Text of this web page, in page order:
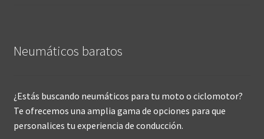
Neumáticos baratos
¿Estás buscando neumáticos para tu moto o ciclomotor?
Te ofrecemos una amplia gama de opciones para que
personalices tu experiencia de conducción.